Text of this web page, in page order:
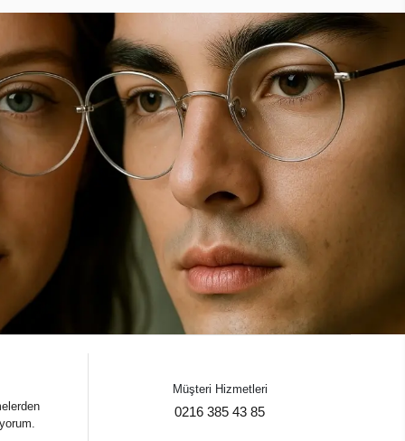
Müşteri Hizmetleri
0216 385 43 85